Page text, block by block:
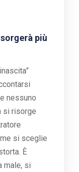
più
nessuno
si risorge
si sceglie
È
male, si